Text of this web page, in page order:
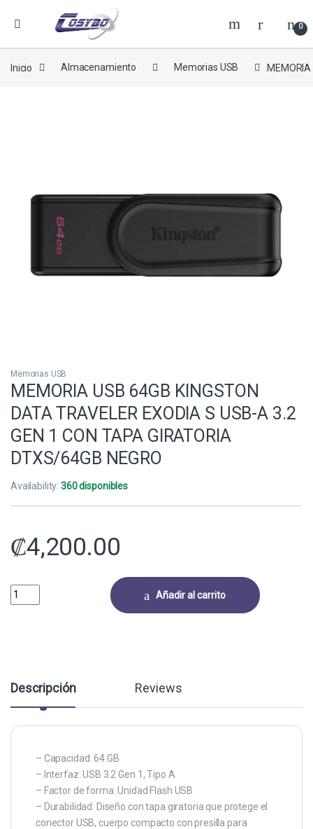
0
Inicio Almacenamiento Memorias USB MEMORIA
Memorias USB
MEMORIA USB 64GB KINGSTON
DATA TRAVELER EXODIA S USB-A 3.2
GEN 1 CON TAPA GIRATORIA
DTXS/64GB NEGRO
Availability:360 disponibles
₡4,200.00
MEMORIA USB 64GB KINGSTON DATA TRAVELER EXODIA S USB-A
Añadir al carrito
Descripción Reviews
– Capacidad: 64 GB
– Interfaz: USB 3.2 Gen 1, Tipo A
– Factor de forma: Unidad Flash USB
– Durabilidad: Diseño con tapa giratoria que protege el
conector USB, cuerpo compacto con presilla para